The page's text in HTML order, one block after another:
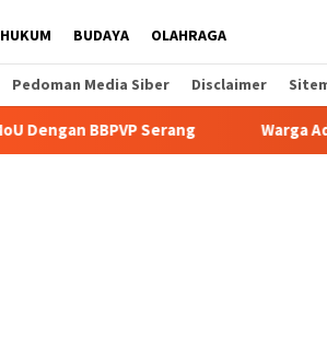
HUKUM BUDAYA OLAHRAGA
Pedoman Media Siber Disclaimer
Warga Adukan Kades Buaran